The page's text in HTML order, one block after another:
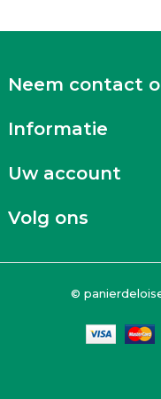
Neem contact
Informatie
Uw account
Volg ons
©